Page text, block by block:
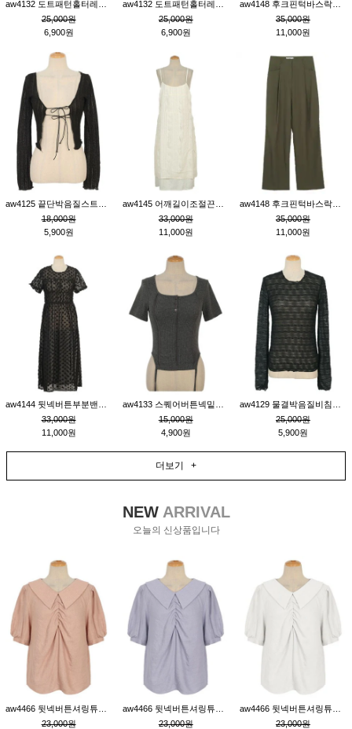
25,000원
6,900원
25,000원
6,900원
35,000원
11,000원
18,000원
5,900원
33,000원
11,000원
35,000원
11,000원
33,000원
11,000원
15,000원
4,900원
25,000원
5,900원
더보기 +
NEWARRIVAL
오늘의 신상품입니다
23,000원
23,000원
23,000원